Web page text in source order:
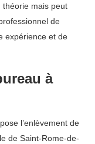
théorie mais peut
de
expérience et de
à
l’enlèvement de
de Saint-Rome-de-